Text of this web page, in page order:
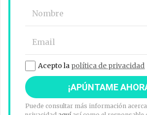
Acepto la política de privacidad
Puede consultar más información